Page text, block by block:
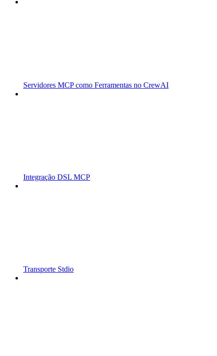
Servidores MCP como Ferramentas no CrewAI
Integração DSL MCP
Transporte Stdio